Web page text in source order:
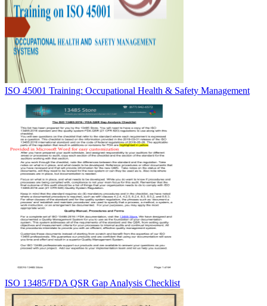
ISO 45001 Training: Occupational Health & Safety Management
ISO 13485/FDA QSR Gap Analysis Checklist